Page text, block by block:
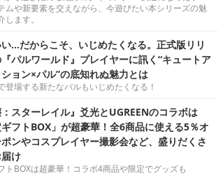
ムや新要素を交えながら、今遊びたい本シリーズの魅
します。
…だからこそ、いじめたくなる。正式版リリ
パルワールド』プレイヤーに訊く“キュートア
ョン×パル”の底知れぬ魅力とは
登場する新たなパルもいじめたくなる！
：スターレイル』爻光とUGREENのコラボは
ギフトBOX」が超豪華！全6商品に使える5％オ
ンやコスプレイヤー撮影会など、盛りだくさ
け
トBOXは超豪華！コラボ4商品や限定でグッズも